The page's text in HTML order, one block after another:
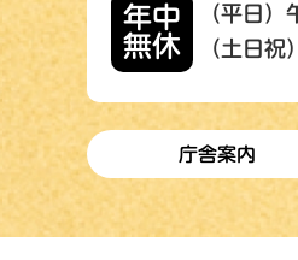
年中
無休
（平日
（土日
庁舎案内